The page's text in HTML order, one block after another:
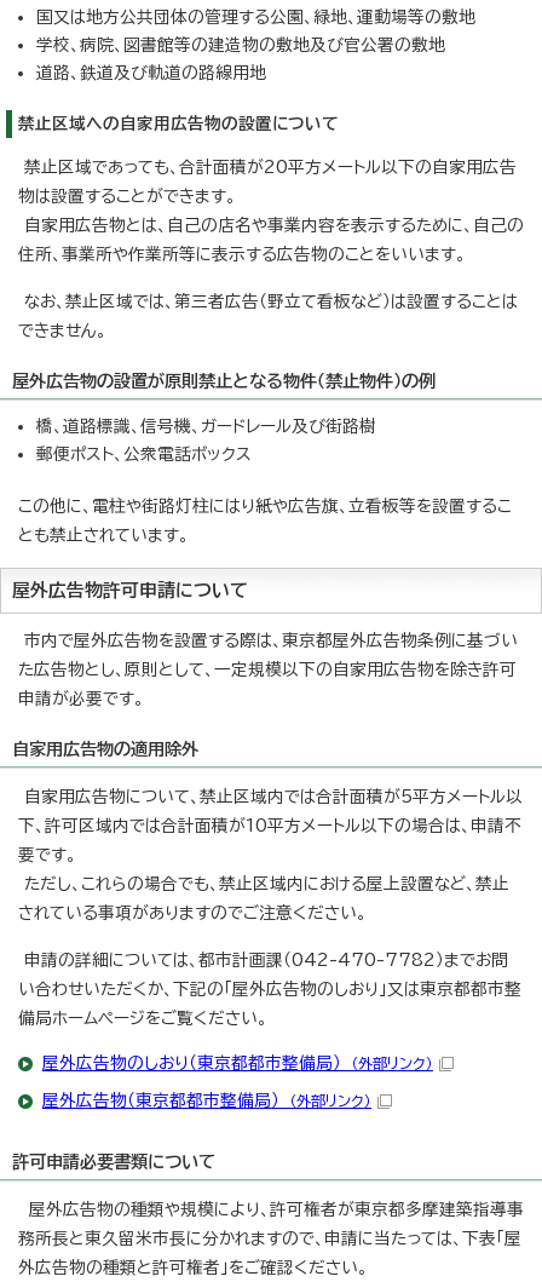
国又は地方公共団体の管理する公園、緑地、運動場等の敷地
学校、病院、図書館等の建造物の敷地及び官公署の敷地
道路、鉄道及び軌道の路線用地
禁止区域への自家用広告物の設置について
禁止区域であっても、合計面積が20平方メートル以下の自家用広告
物は設置することができます。
自家用広告物とは、自己の店名や事業内容を表示するために、自己の
住所、事業所や作業所等に表示する広告物のことをいいます。
なお、禁止区域では、第三者広告（野立て看板など）は設置することは
できません。
屋外広告物の設置が原則禁止となる物件（禁止物件）の例
橋、道路標識、信号機、ガードレール及び街路樹
郵便ポスト、公衆電話ボックス
この他に、電柱や街路灯柱にはり紙や広告旗、立看板等を設置するこ
とも禁止されています。
屋外広告物許可申請について
市内で屋外広告物を設置する際は、東京都屋外広告物条例に基づい
た広告物とし、原則として、一定規模以下の自家用広告物を除き許可
申請が必要です。
自家用広告物の適用除外
自家用広告物について、禁止区域内では合計面積が5平方メートル以
下、許可区域内では合計面積が10平方メートル以下の場合は、申請不
要です。
ただし、これらの場合でも、禁止区域内における屋上設置など、禁止
されている事項がありますのでご注意ください。
申請の詳細については、都市計画課（042-470-7782）までお問
い合わせいただくか、下記の「屋外広告物のしおり」又は東京都都市整
備局ホームページをご覧ください。
屋外広告物のしおり（東京都都市整備局） （外部リンク）
屋外広告物（東京都都市整備局） （外部リンク）
許可申請必要書類について
屋外広告物の種類や規模により、許可権者が東京都多摩建築指導事
務所長と東久留米市長に分かれますので、申請に当たっては、下表「屋
外広告物の種類と許可権者」をご確認ください。